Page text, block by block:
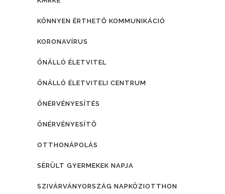
KÖNNYEN ÉRTHETŐ KOMMUNIKÁCIÓ
KORONAVÍRUS
ÖNÁLLÓ ÉLETVITEL
ÖNÁLLÓ ÉLETVITELI CENTRUM
ÖNÉRVÉNYESÍTÉS
ÖNÉRVÉNYESÍTŐ
OTTHONÁPOLÁS
SÉRÜLT GYERMEKEK NAPJA
SZIVÁRVÁNYORSZÁG NAPKÖZIOTTHON